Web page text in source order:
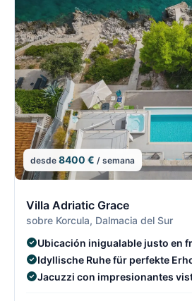
desde 8400 € / semana
Villa Adriatic Grace
sobre Korcula, Dalmacia del Sur
Ubicación inigualable justo en
Idyllische Ruhe für perfekte
Jacuzzi con impresionantes